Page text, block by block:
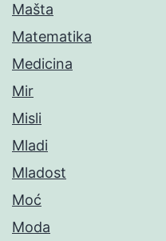
Mašta
Matematika
Medicina
Mir
Misli
Mladi
Mladost
Moć
Moda